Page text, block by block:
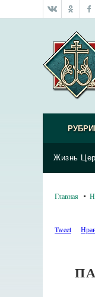
Жизнь
Главная
Tweet